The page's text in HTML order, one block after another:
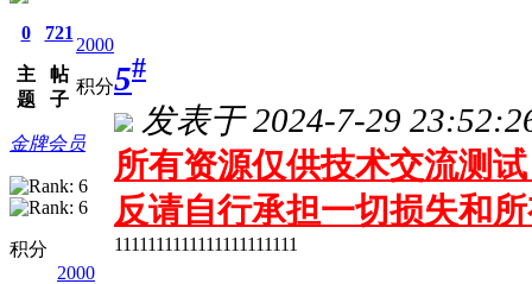
0
主
题
721
帖
子
2000
积分
金牌会员
积分
2000
5#
发表于 2024-7-29
所有资源仅供技术交流测
反请自行承担一切损失和
1111111111111111111111